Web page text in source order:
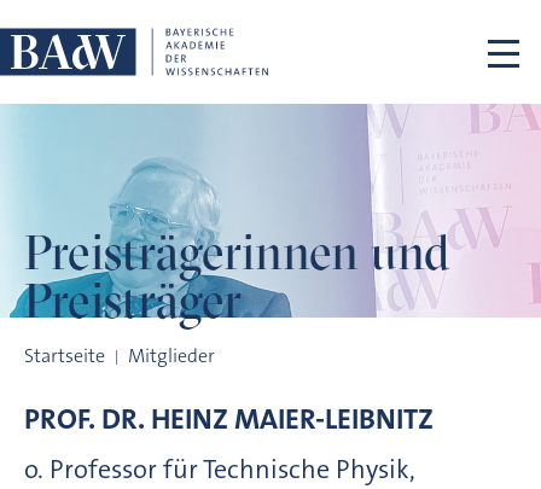
Preisträgerinnen und
Preisträger
Startseite Mitglieder
PROF. DR. HEINZMAIER-LEIBNITZ
o. Professor für Technische Physik,